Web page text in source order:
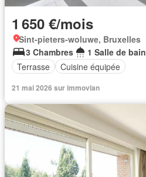
1 650 €/mois
Sint-pieters-woluwe, Bruxelles
3 Chambres
1 Salle de bain
Terrasse
Cuisine équipée
21 mai 2026 sur immovlan